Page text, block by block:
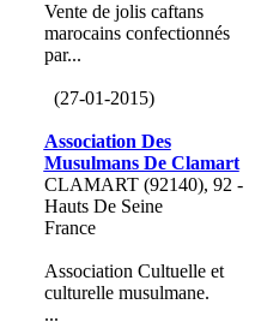
Vente de jolis caftans
marocains confectionnés
par...
(27-01-2015)
Association Des
Musulmans De Clamart
CLAMART (92140), 92 -
Hauts De Seine
France
Association Cultuelle et
culturelle musulmane.
...